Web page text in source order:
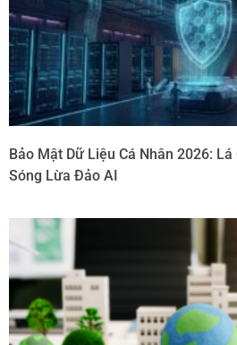
Bảo Mật Dữ Liệu Cá Nhân 2026:
Sóng Lừa Đảo AI